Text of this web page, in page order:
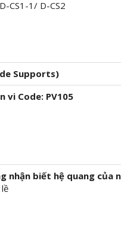
CS1-1/ D-CS2
Supports)
vi Code: PV105
nhận biết hệ quang của